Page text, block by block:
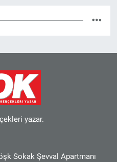
yazar.
Sokak Şevval Apartmanı